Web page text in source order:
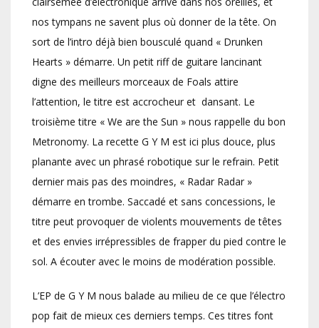
nos tympans ne savent plus où donner de la tête. On
sort de l’intro déjà bien bousculé quand « Drunken
Hearts » démarre. Un petit riff de guitare lancinant
digne des meilleurs morceaux de Foals attire
l’attention, le titre est accrocheur et dansant. Le
troisième titre « We are the Sun » nous rappelle du bon
Metronomy. La recette G Y M est ici plus douce, plus
planante avec un phrasé robotique sur le refrain. Petit
dernier mais pas des moindres, « Radar Radar »
démarre en trombe. Saccadé et sans concessions, le
titre peut provoquer de violents mouvements de têtes
et des envies irrépressibles de frapper du pied contre le
sol. A écouter avec le moins de modération possible.
L’EP de G Y M nous balade au milieu de ce que l’électro
pop fait de mieux ces derniers temps. Ces titres font